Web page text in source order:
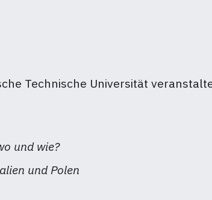
Technische Universität
und wie?
und Polen